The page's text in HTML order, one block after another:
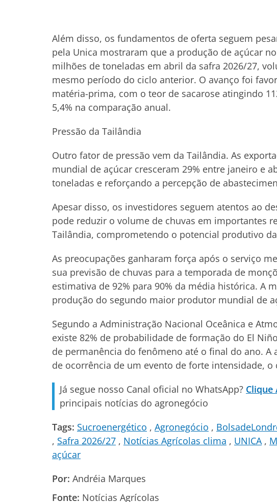
Além disso, os fundamentos de oferta seguem
pela Unica mostraram que a produção de açúcar
milhões de toneladas em abril da safra 2026/27,
mesmo período do ciclo anterior. O avanço foi
matéria-prima, com o teor de sacarose atingindo
5,4% na comparação anual.
Pressão da Tailândia
Outro fator de pressão vem da Tailândia. As
mundial de açúcar cresceram 29% entre janeiro e
toneladas e reforçando a percepção de
Apesar disso, os investidores seguem atentos ao
pode reduzir o volume de chuvas em importantes
Tailândia, comprometendo o potencial produtivo
As preocupações ganharam força após o serviço
sua previsão de chuvas para a temporada de
estimativa de 92% para 90% da média histórica. A
produção do segundo maior produtor mundial de
Segundo a Administração Nacional Oceânica e
existe 82% de probabilidade de formação do El
de permanência do fenômeno até o final do ano. A
de ocorrência de um evento de forte intensidade, o
Já segue nosso Canal oficial no WhatsApp? Clique
principais notícias do agronegócio
Tags: Sucroenergético Agronegócio
Safra 2026/27
Notícias Agrícolas clima UNICA
açúcar
Por: Andréia Marques
Fonte: Notícias Agrícolas